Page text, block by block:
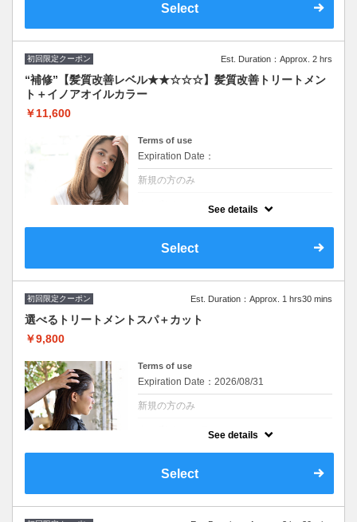
Select
初回限定クーポン Est. Duration：Approx. 2 hrs
“補修”【髪質改善レベル★★☆☆☆】髪質改善トリートメン
ト＋イノアオイルカラー
￥11,600
Terms of use
Expiration Date：
新規の方のみ
カットなし※シャンプー・ブロー込/ロング料
なし ★ ハイライト、ブリーチご希望の方別
途料金とプラス１時間頂戴します その場合
See details
Select
初回限定クーポン Est. Duration：Approx. 1 hrs30 mins
選べるトリートメントスパ＋カット
￥9,800
Terms of use
Expiration Date：2026/08/31
新規の方のみ
『自由が丘AUQWA』
※施術時間はあくまで目安時間となりますの
See details
Select